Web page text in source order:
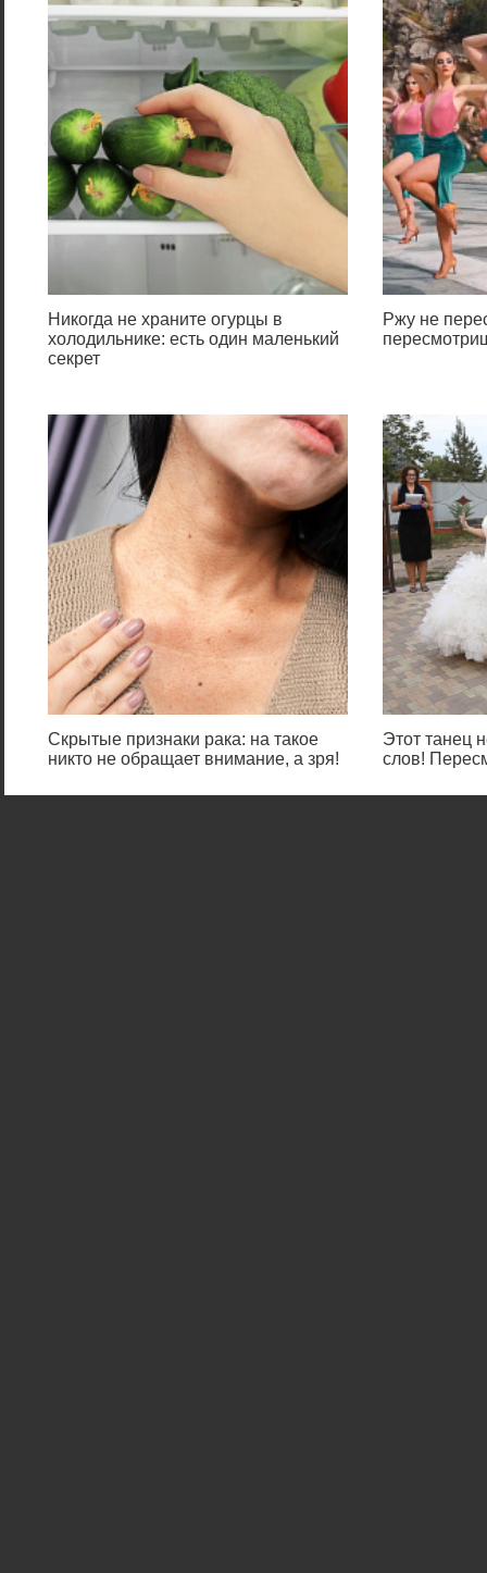
Никогда не храните огурцы в
холодильнике: есть один маленький
секрет
Ржу не
Скрытые признаки рака: на такое
никто не обращает внимание, а зря!
Этот танец
слов!